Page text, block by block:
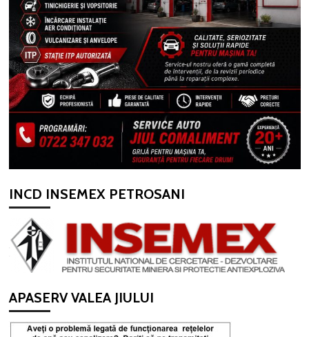
INCD INSEMEX PETROSANI
APASERV VALEA JIULUI